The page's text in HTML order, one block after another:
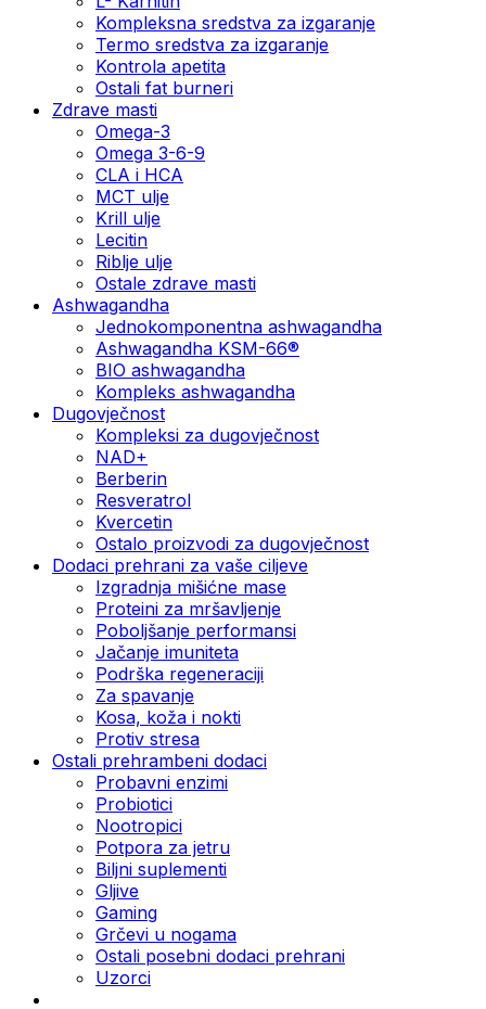
Kompleksna sredstva za izgaranje
Termo sredstva za izgaranje
Kontrola apetita
Ostali fat burneri
Zdrave masti
Omega-3
Omega 3-6-9
CLA i HCA
MCT ulje
Krill ulje
Lecitin
Riblje ulje
Ostale zdrave masti
Ashwagandha
Jednokomponentna ashwagandha
Ashwagandha KSM-66®
BIO ashwagandha
Kompleks ashwagandha
Dugovječnost
Kompleksi za dugovječnost
NAD+
Berberin
Resveratrol
Kvercetin
Ostalo proizvodi za dugovječnost
Dodaci prehrani za vaše ciljeve
Izgradnja mišićne mase
Proteini za mršavljenje
Poboljšanje performansi
Jačanje imuniteta
Podrška regeneraciji
Za spavanje
Kosa, koža i nokti
Protiv stresa
Ostali prehrambeni dodaci
Probavni enzimi
Probiotici
Nootropici
Potpora za jetru
Biljni suplementi
Gljive
Gaming
Grčevi u nogama
Ostali posebni dodaci prehrani
Uzorci